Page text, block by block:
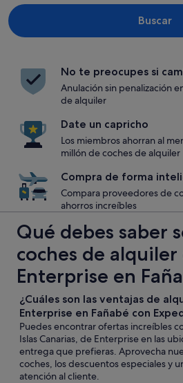
Buscar
No te preocupes si
Anulación sin penalización
de alquiler
Date un capricho
Los miembros ahorran al
millón de coches de alquiler
Compra de forma
Compara proveedores de
ahorros increíbles
Qué debes saber
coches de alquiler
Enterprise en
¿Cuáles son las ventajas de
Enterprise en Fañabé con
Puedes encontrar ofertas increíbles
Islas Canarias, de Enterprise en las
entrega que prefieras. Aprovecha
coches, los descuentos especiales y
atención al cliente.